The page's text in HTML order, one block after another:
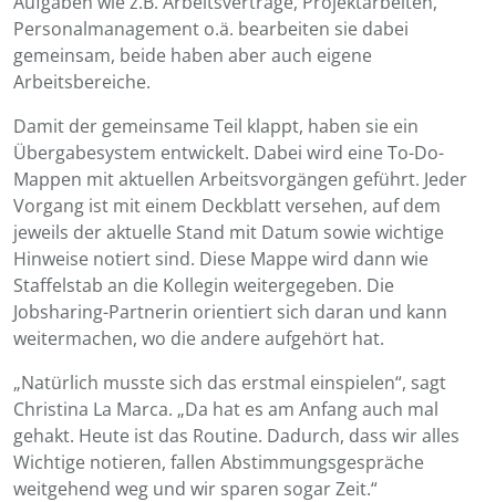
Personalmanagement o.ä. bearbeiten sie dabei
gemeinsam, beide haben aber auch eigene
Arbeitsbereiche.
Damit der gemeinsame Teil klappt, haben sie ein
Übergabesystem entwickelt. Dabei wird eine To-Do-
Mappen mit aktuellen Arbeitsvorgängen geführt. Jeder
Vorgang ist mit einem Deckblatt versehen, auf dem
jeweils der aktuelle Stand mit Datum sowie wichtige
Hinweise notiert sind. Diese Mappe wird dann wie
Staffelstab an die Kollegin weitergegeben. Die
Jobsharing-Partnerin orientiert sich daran und kann
weitermachen, wo die andere aufgehört hat.
„Natürlich musste sich das erstmal einspielen“, sagt
Christina La Marca. „Da hat es am Anfang auch mal
gehakt. Heute ist das Routine. Dadurch, dass wir alles
Wichtige notieren, fallen Abstimmungsgespräche
weitgehend weg und wir sparen sogar Zeit.“